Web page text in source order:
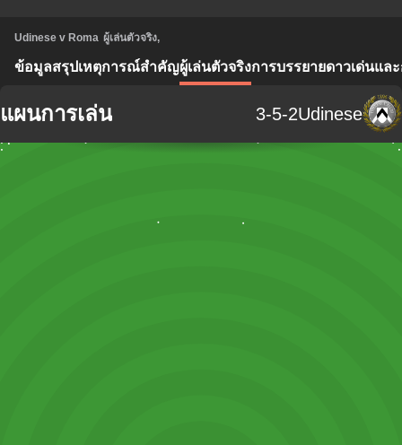
Udinese v Roma ผู้เล่นตัวจริง,
ข้อมูลสรุปเหตุการณ์สำคัญผู้เล่นตัวจริงการบรรยายดาวเด่นแล
Udinese
3-5-2
แผนการเล่น